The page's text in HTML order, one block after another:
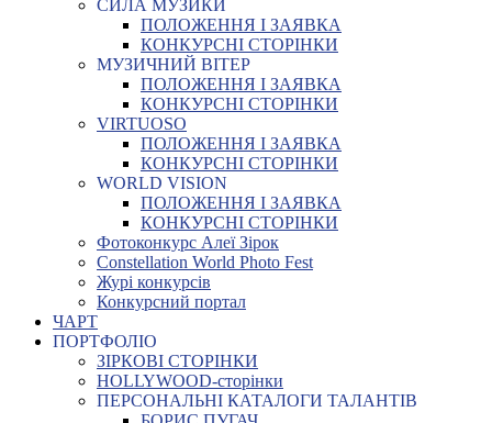
СИЛА МУЗИКИ
ПОЛОЖЕННЯ І ЗАЯВКА
КОНКУРСНІ СТОРІНКИ
МУЗИЧНИЙ ВІТЕР
ПОЛОЖЕННЯ І ЗАЯВКА
КОНКУРСНІ СТОРІНКИ
VIRTUOSO
ПОЛОЖЕННЯ І ЗАЯВКА
КОНКУРСНІ СТОРІНКИ
WORLD VISION
ПОЛОЖЕННЯ І ЗАЯВКА
КОНКУРСНІ СТОРІНКИ
Фотоконкурс Алеї Зірок
Constellation World Photo Fest
Журі конкурсів
Конкурсний портал
ЧАРТ
ПОРТФОЛІО
ЗІРКОВІ СТОРІНКИ
HOLLYWOOD-сторінки
ПЕРСОНАЛЬНІ КАТАЛОГИ ТАЛАНТІВ